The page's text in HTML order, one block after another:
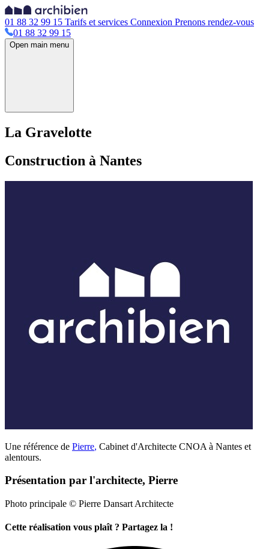
01 88 32 99 15 Tarifs et services Connexion Prenons rendez-vous
01 88 32 99 15
Open main menu
La Gravelotte
Construction à Nantes
Une référence de Pierre, Cabinet d'Architecte CNOA à Nantes et
alentours.
Présentation par l'architecte, Pierre
Photo principale © Pierre Dansart Architecte
Cette réalisation vous plaît ? Partagez la !